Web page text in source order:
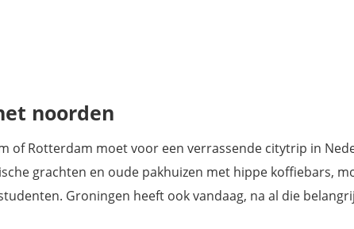
noorden
of Rotterdam moet voor een verrassende citytrip in
grachten en oude pakhuizen met hippe koffiebars,
Groningen heeft ook vandaag, na al die